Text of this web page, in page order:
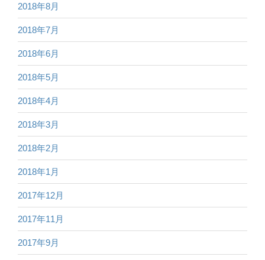
2018年8月
2018年7月
2018年6月
2018年5月
2018年4月
2018年3月
2018年2月
2018年1月
2017年12月
2017年11月
2017年9月